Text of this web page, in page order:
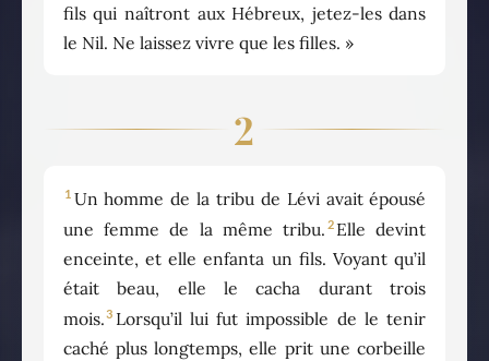
fils qui naîtront aux Hébreux, jetez-les dans
le Nil. Ne laissez vivre que les filles. »
2
1 Un homme de la tribu de Lévi avait épousé
une femme de la même tribu. 2 Elle devint
enceinte, et elle enfanta un fils. Voyant qu’il
était beau, elle le cacha durant trois
mois.3 Lorsqu’il lui fut impossible de le tenir
caché plus longtemps, elle prit une corbeille